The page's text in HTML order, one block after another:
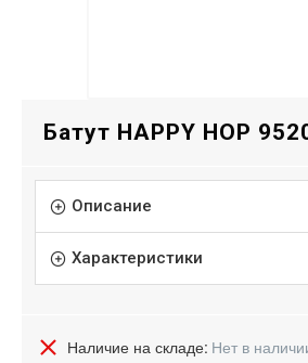
Батут HAPPY HOP
Описание
Характеристики
Наличие на складе: Нет в